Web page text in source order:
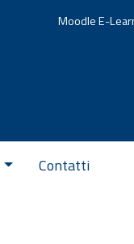
Moodle E-
Contatti